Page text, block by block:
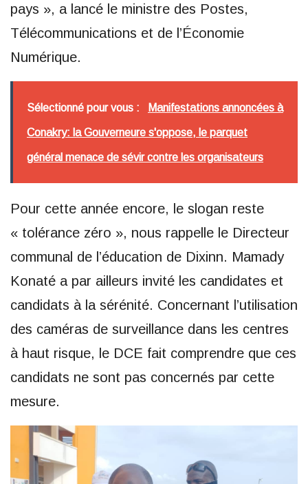
pays », a lancé le ministre des Postes,
Télécommunications et de l’Économie
Numérique.
Sélectionné pour vous : Manifestations annoncées à
Conakry: la Gouverneure s'oppose, le parquet
général menace de sévir contre les organisateurs
Pour cette année encore, le slogan reste
« tolérance zéro », nous rappelle le Directeur
communal de l’éducation de Dixinn. Mamady
Konaté a par ailleurs invité les candidates et
candidats à la sérénité. Concernant l’utilisation
des caméras de surveillance dans les centres
à haut risque, le DCE fait comprendre que ces
candidats ne sont pas concernés par cette
mesure.